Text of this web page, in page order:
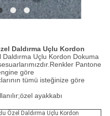
Daldırma Uçlu Kordon
Uçlu Kordon Dokuma
Pantone
göre
tümü isteğinize göre
ayakkabı
Özel Daldırma Uçlu Kordon